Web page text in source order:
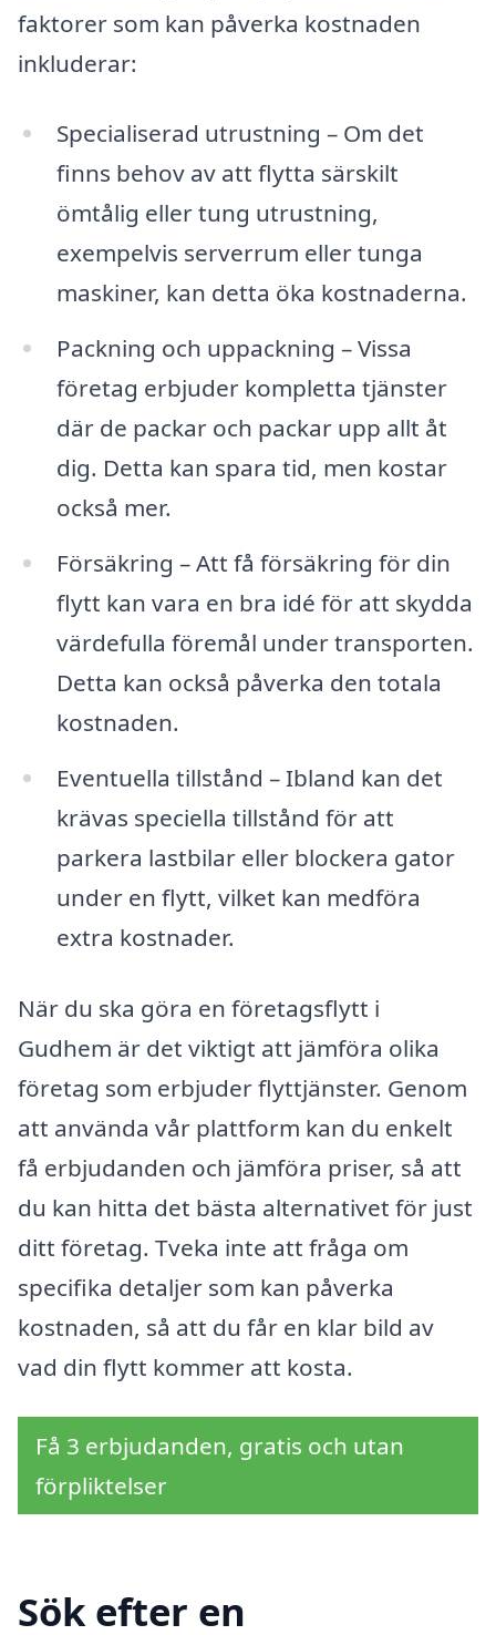
faktorer som kan påverka kostnaden
inkluderar:
Specialiserad utrustning – Om det
finns behov av att flytta särskilt
ömtålig eller tung utrustning,
exempelvis serverrum eller tunga
maskiner, kan detta öka kostnaderna.
Packning och uppackning – Vissa
företag erbjuder kompletta tjänster
där de packar och packar upp allt åt
dig. Detta kan spara tid, men kostar
också mer.
Försäkring – Att få försäkring för din
flytt kan vara en bra idé för att skydda
värdefulla föremål under transporten.
Detta kan också påverka den totala
kostnaden.
Eventuella tillstånd – Ibland kan det
krävas speciella tillstånd för att
parkera lastbilar eller blockera gator
under en flytt, vilket kan medföra
extra kostnader.
När du ska göra en företagsflytt i
Gudhem är det viktigt att jämföra olika
företag som erbjuder flyttjänster. Genom
att använda vår plattform kan du enkelt
få erbjudanden och jämföra priser, så att
du kan hitta det bästa alternativet för just
ditt företag. Tveka inte att fråga om
specifika detaljer som kan påverka
kostnaden, så att du får en klar bild av
vad din flytt kommer att kosta.
Få 3 erbjudanden, gratis och utan
förpliktelser
Sök efter en